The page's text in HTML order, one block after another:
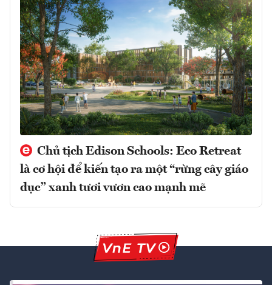
Chủ tịch Edison Schools: Eco Retreat
là cơ hội để kiến tạo ra một “rừng cây giáo
dục” xanh tươi vươn cao mạnh mẽ